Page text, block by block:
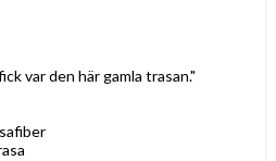
var den här gamla trasan."